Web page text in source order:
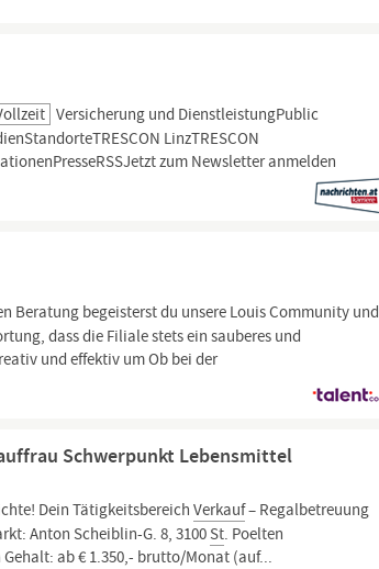
Versicherung und DienstleistungPublic
LinzTRESCON
zum Newsletter anmelden
Beratung begeisterst du unsere Louis Community und
dass die Filiale stets ein sauberes und
und effektiv um Ob bei der
Schwerpunkt Lebensmittel
Dein TätigkeitsbereichVerkauf– Regalbetreuung
Anton Scheiblin-G. 8, 3100 St. Poelten
ab € 1.350,- brutto/Monat (auf...